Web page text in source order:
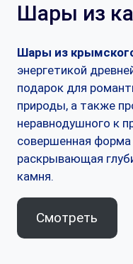
Шары из
Шары из
энергетикой
подарок для
природы, а также
неравнодушного к
совершенная
раскрывающая
камня.
Смотреть